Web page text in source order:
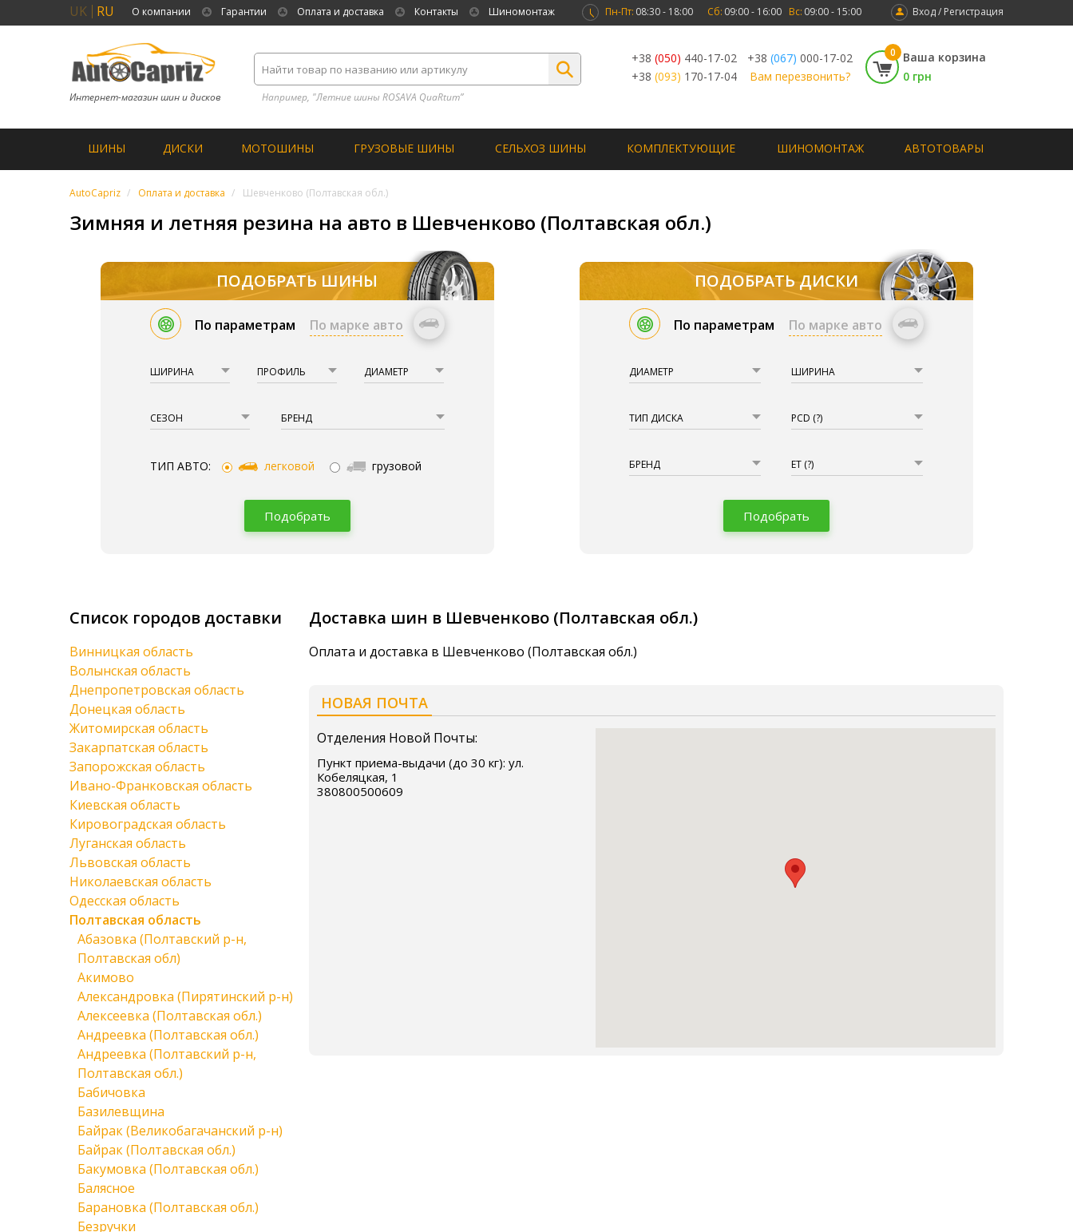
UK RU О компании Гарантии Оплата и доставка Контакты Шиномонтаж Вход / Регистрация
Пн-Пт: 08:30 - 18:00 Сб: 09:00 - 16:00 Вс: 09:00 - 15:00
Интернет-магазин шин и дисков Например, "Летние шины ROSAVA QuaRtum”
+38 (050) 440-17-02 +38 (067) 000-17-02
+38 (093) 170-17-04 Вам перезвонить?
0
Ваша корзина
0 грн
ШИНЫ ДИСКИ МОТОШИНЫ ГРУЗОВЫЕ ШИНЫ СЕЛЬХОЗ ШИНЫ КОМПЛЕКТУЮЩИЕ ШИНОМОНТАЖ АВТОТОВАРЫ
AutoCapriz Оплата и доставка Шевченково (Полтавская обл.)
Зимняя и летняя резина на авто в Шевченково (Полтавская обл.)
ПОДОБРАТЬ ШИНЫ
По параметрам По марке авто
ШИРИНА ПРОФИЛЬ ДИАМЕТР
СЕЗОН БРЕНД
ТИП АВТО: легковой грузовой
Подобрать
ПОДОБРАТЬ ДИСКИ
По параметрам По марке авто
ДИАМЕТР ШИРИНА
ТИП ДИСКА PCD (?)
БРЕНД ET (?)
Подобрать
Доставка шин в Шевченково (Полтавская обл.)
Оплата и доставка в Шевченково (Полтавская обл.)
НОВАЯ ПОЧТА
Отделения Новой Почты:
Пункт приема-выдачи (до 30 кг): ул.
Кобеляцкая, 1
380800500609
Список городов доставки
Винницкая область
Волынская область
Днепропетровская область
Донецкая область
Житомирская область
Закарпатская область
Запорожская область
Ивано-Франковская область
Киевская область
Кировоградская область
Луганская область
Львовская область
Николаевская область
Одесская область
Полтавская область
Абазовка (Полтавский р-н,
Полтавская обл)
Акимово
Александровка (Пирятинский р-н)
Алексеевка (Полтавская обл.)
Андреевка (Полтавская обл.)
Андреевка (Полтавский р-н,
Полтавская обл.)
Бабичовка
Базилевщина
Байрак (Великобагачанский р-н)
Байрак (Полтавская обл.)
Бакумовка (Полтавская обл.)
Балясное
Барановка (Полтавская обл.)
Безручки